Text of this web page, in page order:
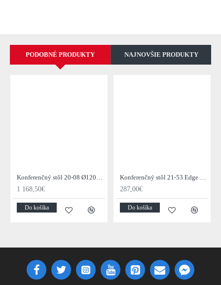
PODOBNÉ PRODUKTY NAJNOVŠIE PRODUKTY
Konferenčný stôl 20-08 Ø120cm Daytona Drevo Orech-Saja
1 168,50€
Do košíka
Konferenčný stôl 21-53 Edge 50x50cm 4-set Drevo Acacia
287,00€
Do košíka